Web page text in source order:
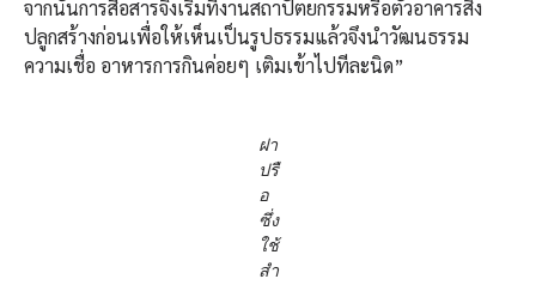
จากนั้นการสื่อสารจึงเริ่มที่งานสถาปัตยกรรมหรือตัวอาคารสิ่ง
ปลูกสร้างก่อนเพื่อให้เห็นเป็นรูปธรรมแล้วจึงนำวัฒนธรรม
ความเชื่อ อาหารการกินค่อยๆ เติมเข้าไปทีละนิด”
ฝา
ปรื
อ
ซึ่ง
ใช้
สำ